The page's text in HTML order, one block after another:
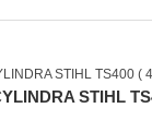
STIHL